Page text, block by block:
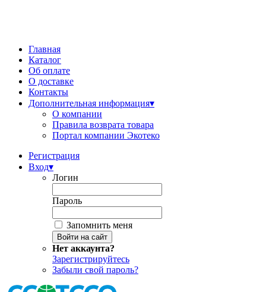
Главная
Каталог
Об оплате
О доставке
Контакты
Дополнительная информация▾
О компании
Правила возврата товара
Портал компании Экотеко
Регистрация
Вход▾
Логин
Пароль
Запомнить меня
Нет аккаунта?
Зарегистрируйтесь
Забыли свой пароль?